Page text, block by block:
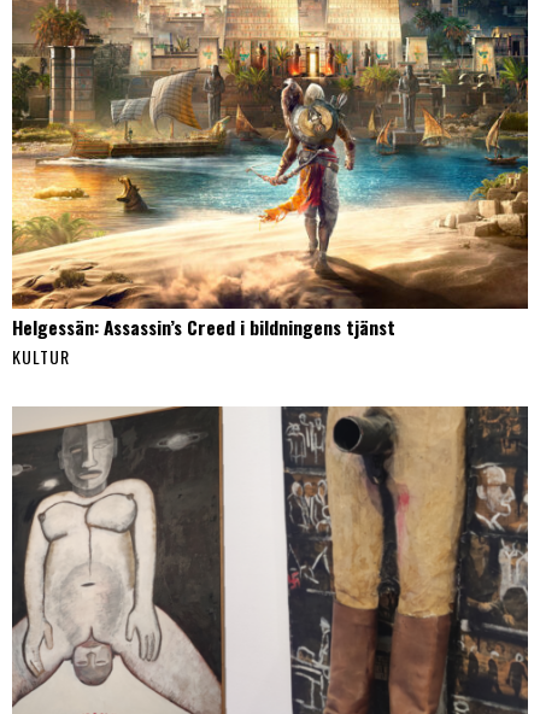
Helgessän: Assassin’s Creed i bildningens tjänst
KULTUR